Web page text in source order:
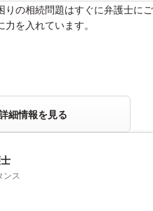
の相続問題はすぐに弁護士にご
を入れています。
細情報を見る
ンス